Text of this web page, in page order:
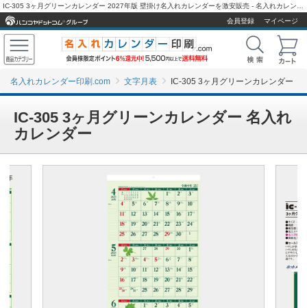
会員登録
マイページ
名入れカレンダー印刷.com 文字月表 IC-305 3ヶ月グリーンカレンダー
IC-305 3ヶ月グリーンカレンダー 名入れ
カレンダー